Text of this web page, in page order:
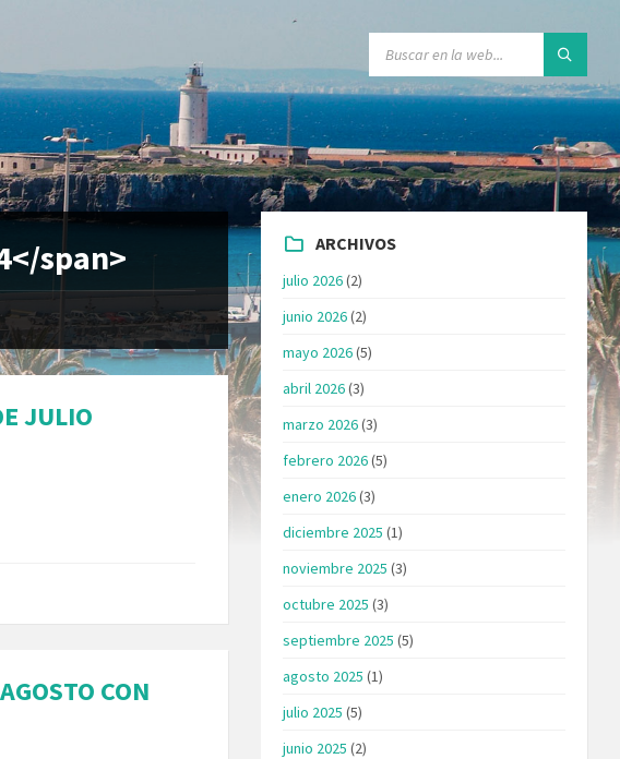
span>
JULIO
CON
ARCHIVOS
julio 2026(2)
junio 2026(2)
mayo 2026(5)
abril 2026(3)
marzo 2026(3)
febrero 2026(5)
enero 2026(3)
diciembre 2025 (1)
noviembre 2025 (3)
octubre 2025 (3)
septiembre 2025 (5)
agosto 2025 (1)
julio 2025 (5)
junio 2025 (2)